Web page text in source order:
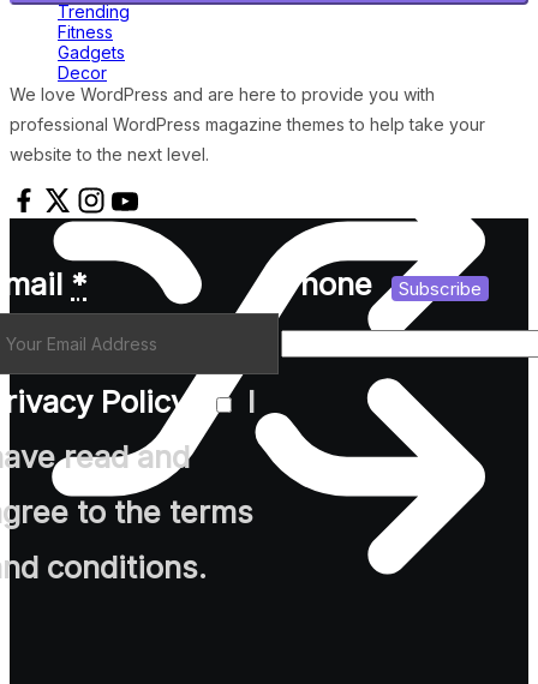
Trending
Fitness
Gadgets
Decor
We love WordPress and are here to provide you with
professional WordPress magazine themes to help take your
website to the next level.
*
Policy
I
read and
to the terms
conditions.
Phone Subscribe